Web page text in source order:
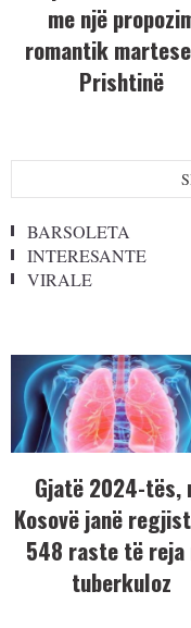
me një
romantik
Prishtinë
BARSOLETA
INTERESANTE
VIRALE
Gjatë 2024-tës,
Kosovë janë
548 raste të reja
tuberkuloz